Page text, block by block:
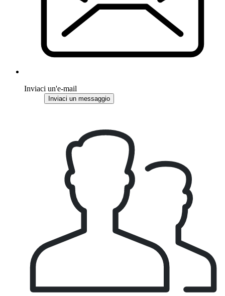
Inviaci un'e-mail
Inviaci un messaggio